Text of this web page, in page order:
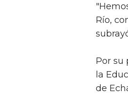
Río,
Por su
la
de